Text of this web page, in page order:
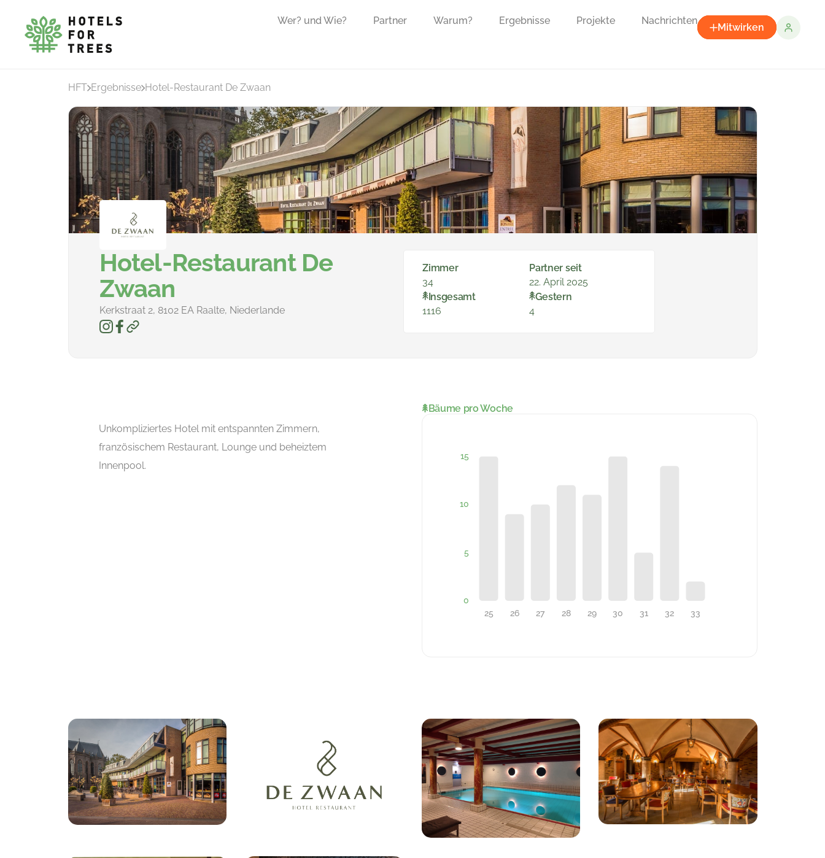
Wer? und Wie? Partner Warum? Ergebnisse Projekte Nachrichten
Mitwirken
HFT Ergebnisse Hotel-Restaurant De Zwaan
Hotel-Restaurant De
Zwaan
Kerkstraat 2, 8102 EA Raalte, Niederlande
Zimmer
34
Partner seit
22. April 2025
Insgesamt
1116
Gestern
4
Unkompliziertes Hotel mit entspannten Zimmern,
französischem Restaurant, Lounge und beheiztem
Innenpool.
Bäume pro Woche